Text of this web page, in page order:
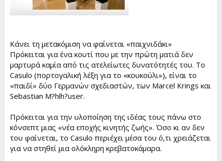
Κάνει τη μετακόμιση να φαίνεται «παιχνιδάκι»
Πρόκειται για ένα κουτί που με την πρώτη ματιά δεν
μαρτυρά καμία από τις ατελείωτες δυνατότητές του. Το
Casulo (πορτογαλική λέξη για το «κουκούλι»), είναι το
«παιδί» δύο Γερμανών σχεδιαστών, των Marcel Krings και
Sebastian M?hlh?user.
Πρόκειται για την υλοποίηση της ιδέας τους πάνω στο
κόνσεπτ μιας «νέα εποχής κινητής ζωής». Όσο κι αν δεν
του φαίνεται, το Casulo περιέχει μέσα του ό,τι χρειάζεται
για να στηθεί μια ολόκληρη κρεβατοκάμαρα.